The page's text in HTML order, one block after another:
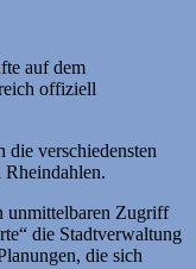
auf dem
offiziell
die verschiedensten
unmittelbaren Zugriff
die Stadtverwaltung
die sich